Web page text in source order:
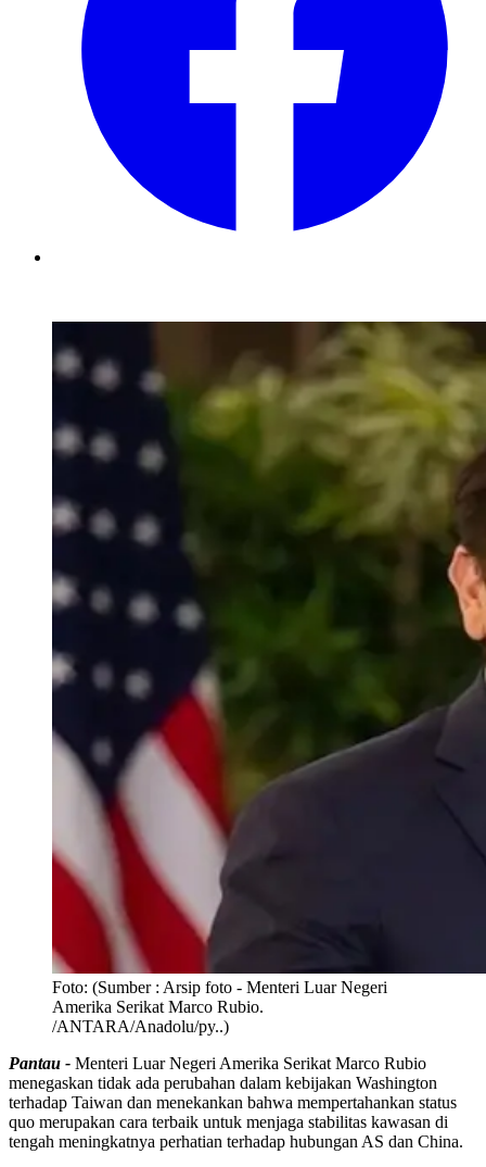
Foto: (Sumber : Arsip foto - Menteri Luar Negeri
Amerika Serikat Marco Rubio.
/ANTARA/Anadolu/py..)
Pantau - Menteri Luar Negeri Amerika Serikat Marco Rubio
menegaskan tidak ada perubahan dalam kebijakan Washington
terhadap Taiwan dan menekankan bahwa mempertahankan status
quo merupakan cara terbaik untuk menjaga stabilitas kawasan di
tengah meningkatnya perhatian terhadap hubungan AS dan China.